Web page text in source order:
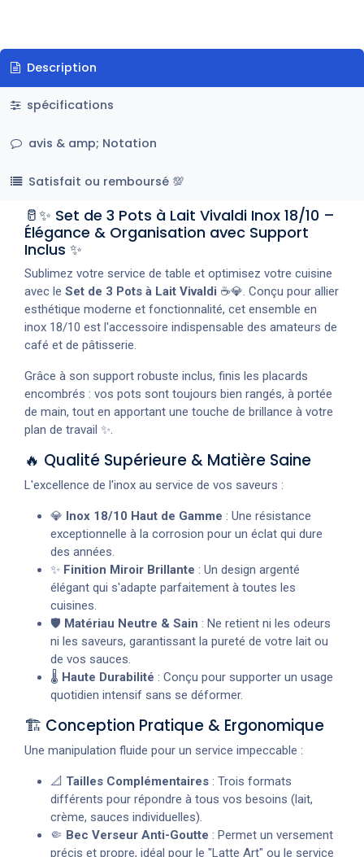
Description
spécifications
avis & amp; Notation
Satisfait ou remboursé 💯
🥛✨ Set de 3 Pots à Lait Vivaldi Inox 18/10 –
Élégance & Organisation avec Support
Inclus ✨
Sublimez votre service de table et optimisez votre cuisine
avec le Set de 3 Pots à Lait Vivaldi ☕💎. Conçu pour allier
esthétique moderne et fonctionnalité, cet ensemble en
inox 18/10 est l'accessoire indispensable des amateurs de
café et de pâtisserie.
Grâce à son support robuste inclus, finis les placards
encombrés : vos pots sont toujours bien rangés, à portée
de main, tout en apportant une touche de brillance à votre
plan de travail ✨.
🔥 Qualité Supérieure & Matière Saine
L'excellence de l'inox au service de vos saveurs :
💎 Inox 18/10 Haut de Gamme : Une résistance
exceptionnelle à la corrosion pour un éclat qui dure
des années.
✨ Finition Miroir Brillante : Un design argenté
élégant qui s'adapte parfaitement à toutes les
cuisines.
🛡️ Matériau Neutre & Sain : Ne retient ni les odeurs
ni les saveurs, garantissant la pureté de votre lait ou
de vos sauces.
🌡️ Haute Durabilité : Conçu pour supporter un usage
quotidien intensif sans se déformer.
🏗️ Conception Pratique & Ergonomique
Une manipulation fluide pour un service impeccable :
📐 Tailles Complémentaires : Trois formats
différents pour répondre à tous vos besoins (lait,
crème, sauces individuelles).
🤏 Bec Verseur Anti-Goutte : Permet un versement
précis et propre, idéal pour le "Latte Art" ou le service